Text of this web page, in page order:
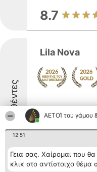
ΑΕΤΟΊ του γάμου
12:51
Γεια σας. Χαίρομαι που
κλικ στο αντίστοιχο θέμα
8.7
Διακριθέντες
Lila Nova
οίκο μόδας με
ενασχόληση τη
αξεσουάρ για
γάμος και η